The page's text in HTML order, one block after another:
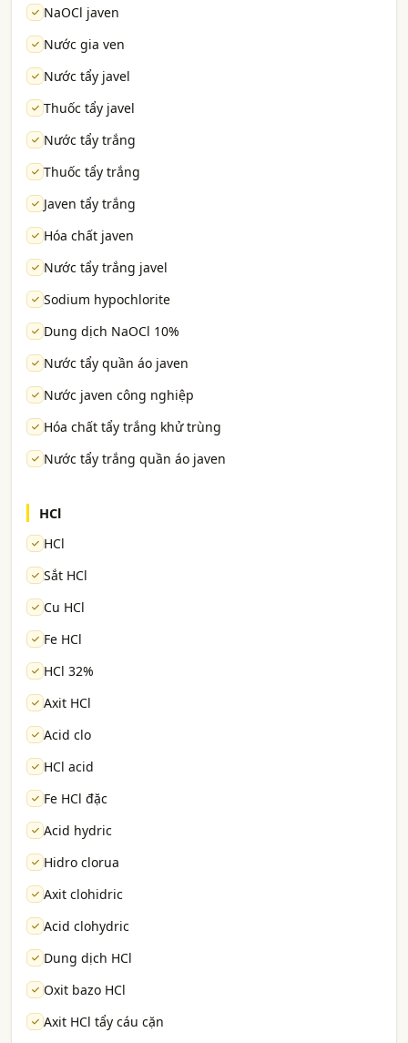
NaOCl javen
Nước gia ven
Nước tẩy javel
Thuốc tẩy javel
Nước tẩy trắng
Thuốc tẩy trắng
Javen tẩy trắng
Hóa chất javen
Nước tẩy trắng javel
Sodium hypochlorite
Dung dịch NaOCl 10%
Nước tẩy quần áo javen
Nước javen công nghiệp
Hóa chất tẩy trắng khử trùng
Nước tẩy trắng quần áo javen
HCl
HCl
Sắt HCl
Cu HCl
Fe HCl
HCl 32%
Axit HCl
Acid clo
HCl acid
Fe HCl đặc
Acid hydric
Hidro clorua
Axit clohidric
Acid clohydric
Dung dịch HCl
Oxit bazo HCl
Axit HCl tẩy cáu cặn